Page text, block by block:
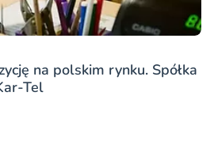
na polskim rynku. Spółka
Tel